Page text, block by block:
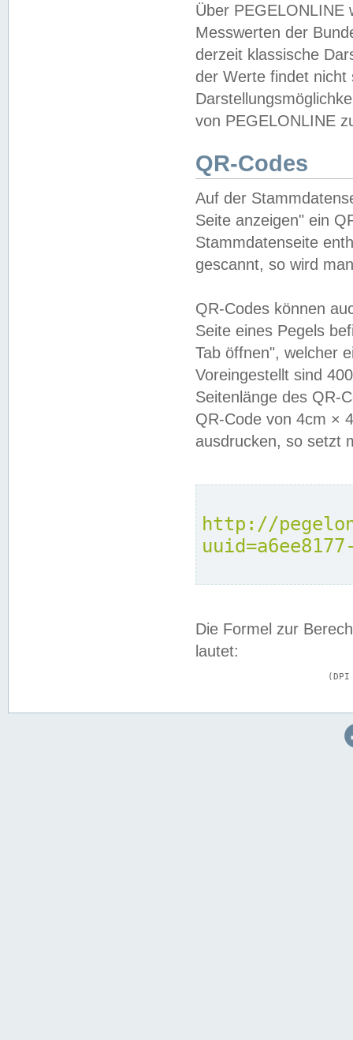
Über PEGELONLINE
Messwerten der
derzeit klassische
der Werte findet
von PEGELONLINE
QR-Codes
Auf der
Seite anzeigen" ein
Stammdatenseite
gescannt, so wird
QR-Codes können
Seite eines Pegels
Tab öffnen", welcher
Voreingestellt sind
Seitenlänge des QR-
QR-Code von 4cm ×
ausdrucken, so setzt
http://
Die Formel zur
lautet: